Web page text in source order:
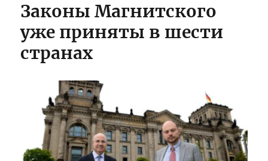
Законы Магнитского
уже приняты в шести
странах